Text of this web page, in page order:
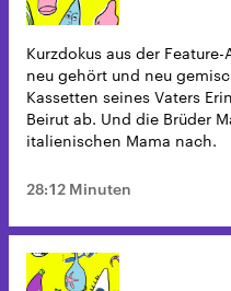
Kurzdokus aus der
neu gehört und neu
Kassetten seines Vaters
Beirut ab. Und die Brüder
italienischen Mama nach.
28:12 Minuten